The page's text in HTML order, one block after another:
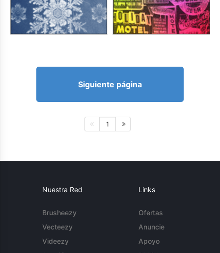
Siguiente página
1
Nuestra Red
Brusheezy
Vecteezy
Videezy
Links
Ofertas
Anuncie
Apoyo